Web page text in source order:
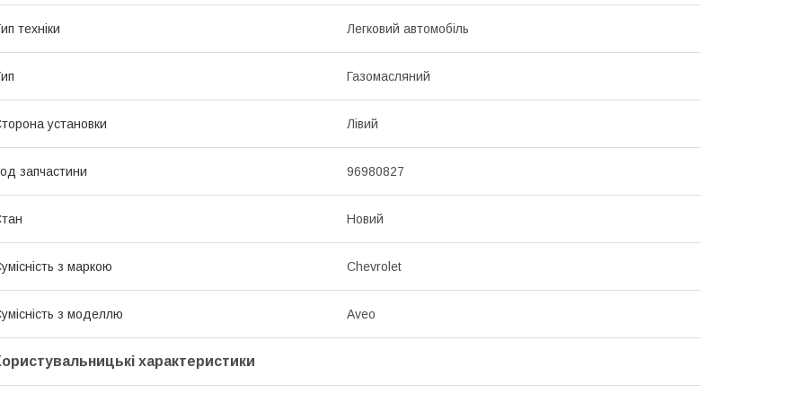
техніки Легковий автомобіль
Газомасляний
установки Лівий
запчастини 96980827
Новий
з маркою Chevrolet
з моделлю Aveo
характеристики